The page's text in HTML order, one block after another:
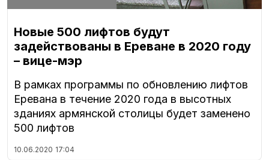
Новые 500 лифтов будут
задействованы в Ереване в 2020 году
– вице-мэр
В рамках программы по обновлению лифтов
Еревана в течение 2020 года в высотных
зданиях армянской столицы будет заменено
500 лифтов
10.06.2020 17:04